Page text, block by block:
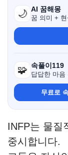
🌙 AI 꿈해몽
꿈 의미 +
🧩 속풀이119
답답한 마음
무료로
INFP는 물질
중시합니다.